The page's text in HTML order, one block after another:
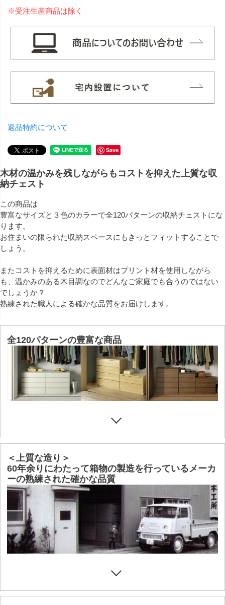
※受注生産商品は除く
返品特約について
Save
木材の温かみを残しながらもコストを抑えた上質な収
納チェスト
この商品は
豊富なサイズと３色のカラーで全120パターンの収納チェストにな
ります。
お住まいの限られた収納スペースにもきっとフィットすることで
しょう。
またコストを抑えるために表面材はプリント材を使用しながら
も、温かみのある木目調なのでどんなご家庭でも合うのではない
でしょうか？
熟練された職人による確かな品質をお届けします。
全120パターンの豊富な商品
＜上質な造り＞
60年余りにわたって箱物の製造を行っているメーカ
ーの熟練された確かな品質